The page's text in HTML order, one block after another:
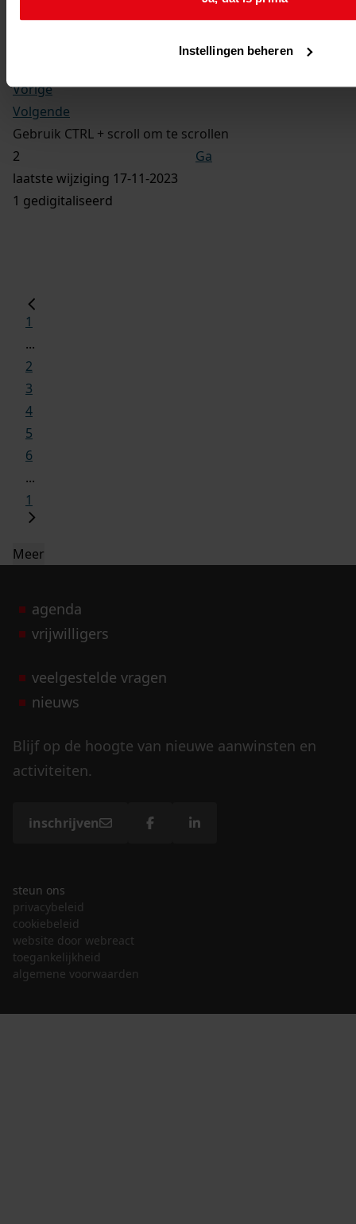
Instellingen beheren
Dit bestand is nog niet gecontroleerd op volledigheid
Vorige
Volgende
Gebruik CTRL + scroll om te scrollen
Ga
laatste wijziging 17-11-2023
1 gedigitaliseerd
1
...
2
3
4
5
6
...
1
Meer
agenda
vrijwilligers
veelgestelde vragen
nieuws
Blijf op de hoogte van nieuwe aanwinsten en
activiteiten.
inschrijven
steun ons
privacybeleid
cookiebeleid
website door webreact
toegankelijkheid
algemene voorwaarden